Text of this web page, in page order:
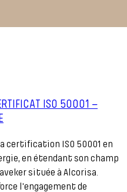
ISO 50001 –
certification ISO 50001 en
en étendant son champ
située à Alcorisa.
l'engagement de